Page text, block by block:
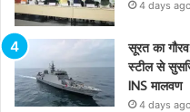
4 days ago
सूरत का
स्टील से
INS मालवण
4 days ago